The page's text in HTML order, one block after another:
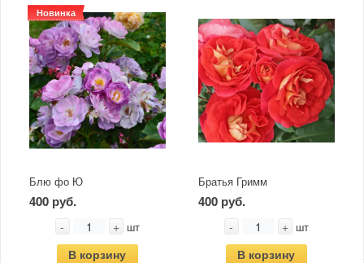
Новинка
Блю фо Ю
400 руб.
- + шт
В корзину
Братья Гримм
400 руб.
- + шт
В корзину